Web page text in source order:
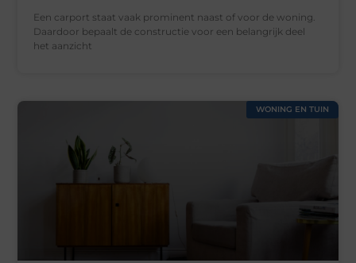
Een carport staat vaak prominent naast of voor de woning.
Daardoor bepaalt de constructie voor een belangrijk deel
het aanzicht
WONING EN TUIN